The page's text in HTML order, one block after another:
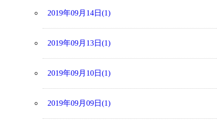
2019年09月14日(1)
2019年09月13日(1)
2019年09月10日(1)
2019年09月09日(1)